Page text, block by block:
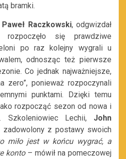
bramki.
Paweł Raczkowski, odgwizdał
się prawdziwe
po raz kolejny wygrali u
odnosząc też pierwsze
Co jednak najważniejsze,
zero”, ponieważ rozpoczynali
punktami. Dzięki temu
rozpocząć sezon od nowa i
Szkoleniowiec Lechii, John
zadowolony z postawy swoich
miło jest w końcu wygrać, a
konto– mówił na pomeczowej